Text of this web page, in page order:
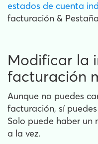
estados de cuenta
facturación &
Modificar la
facturación
Aunque no puedes
facturación, sí
Solo puede haber
a la vez.